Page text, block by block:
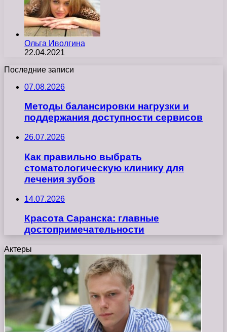
Ольга Иволгина
22.04.2021
Последние записи
07.08.2026
Методы балансировки нагрузки и
поддержания доступности сервисов
26.07.2026
Как правильно выбрать
стоматологическую клинику для
лечения зубов
14.07.2026
Красота Саранска: главные
достопримечательности
Актеры